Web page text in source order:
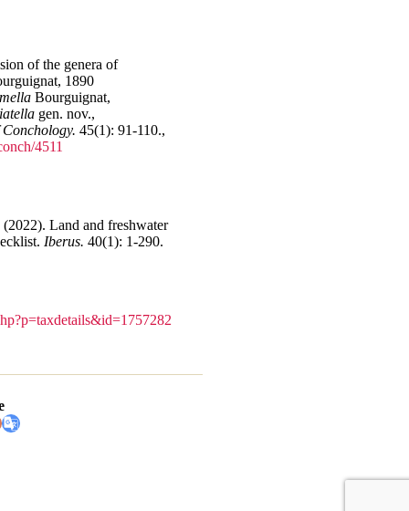
of the genera of
1890
Bourguignat,
gen. nov.,
45(1): 91-110.,
4511
Land and freshwater
Iberus. 40(1): 1-290.